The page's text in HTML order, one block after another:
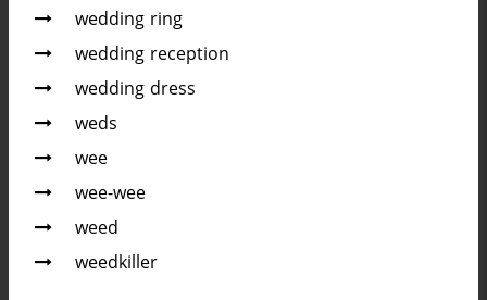
wedding ring
wedding reception
wedding dress
weds
wee
wee-wee
weed
weedkiller